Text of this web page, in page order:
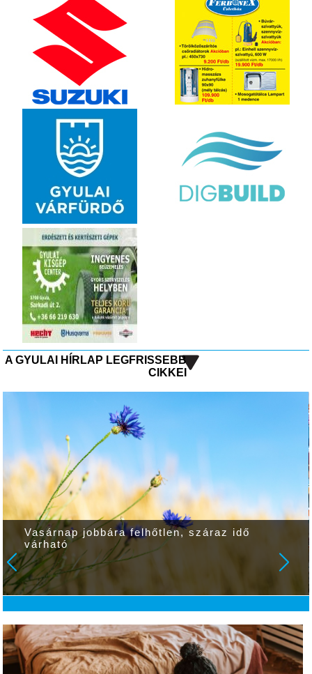
A GYULAI HÍRLAP LEGFRISSEBB
CIKKEI
Vasárnap jobbára felhőtlen, száraz idő
várható